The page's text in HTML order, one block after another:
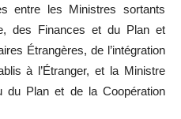
entre les Ministres sortants
des Finances et du Plan et
Étrangères, de l’intégration
à l’Étranger, et la Ministre
du Plan et de la Coopération